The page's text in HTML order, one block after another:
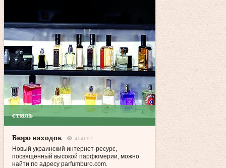
стиль
Бюро находок 404697
Новый украинский интернет-ресурс,
посвященный высокой парфюмерии, можно
найти по адресу parfumburo.com.